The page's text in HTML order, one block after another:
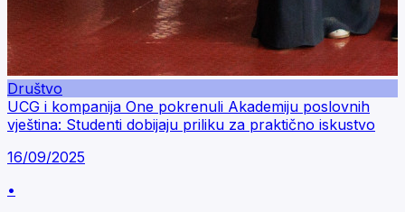
Društvo
UCG i kompanija One pokrenuli Akademiju poslovnih
vještina: Studenti dobijaju priliku za praktično iskustvo
16/09/2025
•